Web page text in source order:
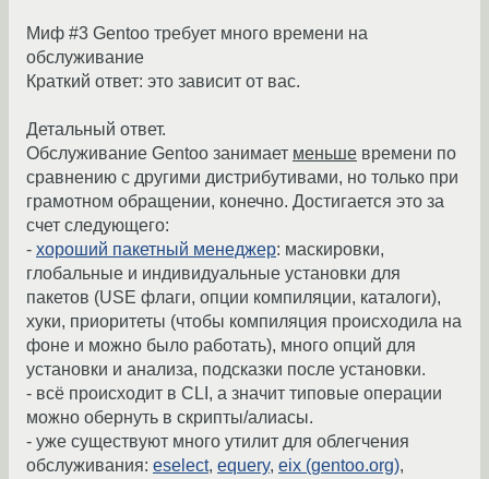
Миф #3 Gentoo требует много времени на
обслуживание
Краткий ответ: это зависит от вас.
Детальный ответ.
Обслуживание Gentoo занимает меньше времени по
сравнению с другими дистрибутивами, но только при
грамотном обращении, конечно. Достигается это за
счет следующего:
- хороший пакетный менеджер: маскировки,
глобальные и индивидуальные установки для
пакетов (USE флаги, опции компиляции, каталоги),
хуки, приоритеты (чтобы компиляция происходила на
фоне и можно было работать), много опций для
установки и анализа, подсказки после установки.
- всё происходит в CLI, а значит типовые операции
можно обернуть в скрипты/алиасы.
- уже существуют много утилит для облегчения
обслуживания: eselect, equery, eix (gentoo.org),